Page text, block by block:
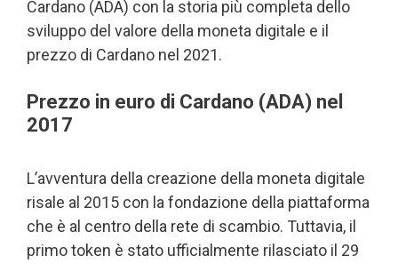
Cardano (ADA) con la storia più completa dello
sviluppo del valore della moneta digitale e il
prezzo di Cardano nel 2021.
Prezzo in euro di Cardano (ADA) nel
2017
L’avventura della creazione della moneta digitale
risale al 2015 con la fondazione della piattaforma
che è al centro della rete di scambio. Tuttavia, il
primo token è stato ufficialmente rilasciato il 29